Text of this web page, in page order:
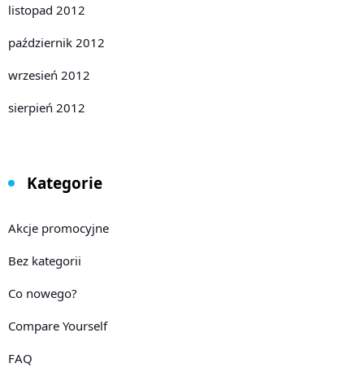
listopad 2012
październik 2012
wrzesień 2012
sierpień 2012
Kategorie
Akcje promocyjne
Bez kategorii
Co nowego?
Compare Yourself
FAQ